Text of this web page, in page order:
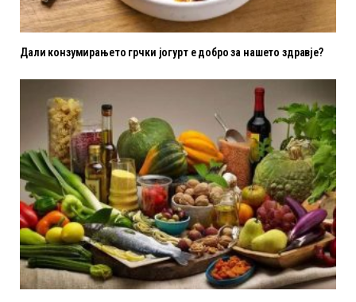
Дали конзумирањето грчки јогурт е добро за нашето здравје?